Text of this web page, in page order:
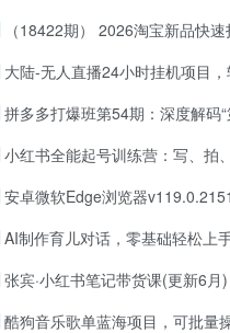
（18422期） 2026淘宝新品快速打爆款教程，全站推广工具+孵化机制+提
大陆-无人直播24小时挂机项目，轻松日入500+（教程+
拼多多打爆班第54期：深度解码“第二阶段断流”成因与
小红书全能起号训练营：写、拍、运营、赚全链路技能，新手月收益
安卓微软Edge浏览器
AI制作育儿对话，零基础轻松上手，玩法引流
张宾·小红书笔记带货课(更新6月)
酷狗音乐歌单蓝海项目，可批量操作，收益持续简单易上手，